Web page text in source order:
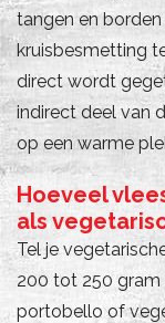
tangen en
kruisbesmetting
direct wordt
indirect deel van
op een warme
Hoeveel
als
Tel je
200 tot 250 gram
portobello of